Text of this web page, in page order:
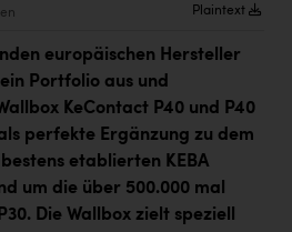
Dr. Loimer
GmbH
Motorhotels
Plaintext
europäischen Hersteller
Portfolio aus und
KeContact P40 und P40
perfekte Ergänzung zu dem
etablierten KEBA
um die über 500.000 mal
Die Wallbox zielt speziell